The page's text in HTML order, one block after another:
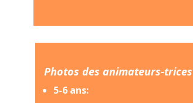
Photos des animateurs-trices
5-6 ans: